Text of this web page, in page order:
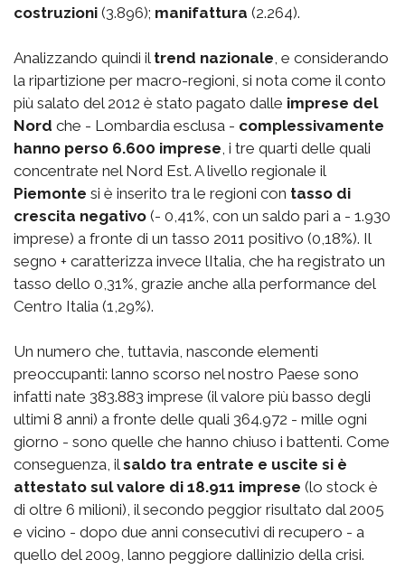
costruzioni (3.896); manifattura (2.264).
Analizzando quindi il trend nazionale , e considerando
la ripartizione per macro-regioni, si nota come il conto
più salato del 2012 è stato pagato dalle imprese del
Nord che - Lombardia esclusa - complessivamente
hanno perso 6.600 imprese , i tre quarti delle quali
concentrate nel Nord Est. A livello regionale il
Piemonte si è inserito tra le regioni con tasso di
crescita negativo (- 0,41%, con un saldo pari a - 1.930
imprese) a fronte di un tasso 2011 positivo (0,18%). Il
segno + caratterizza invece lItalia, che ha registrato un
tasso dello 0,31%, grazie anche alla performance del
Centro Italia (1,29%).
Un numero che, tuttavia, nasconde elementi
preoccupanti: lanno scorso nel nostro Paese sono
infatti nate 383.883 imprese (il valore più basso degli
ultimi 8 anni) a fronte delle quali 364.972 - mille ogni
giorno - sono quelle che hanno chiuso i battenti. Come
conseguenza, il saldo tra entrate e uscite si è
attestato sul valore di 18.911 imprese (lo stock è
di oltre 6 milioni), il secondo peggior risultato dal 2005
e vicino - dopo due anni consecutivi di recupero - a
quello del 2009, lanno peggiore dallinizio della crisi.